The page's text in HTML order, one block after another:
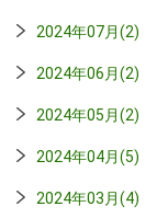
2024年07月(2)
2024年06月(2)
2024年05月(2)
2024年04月(5)
2024年03月(4)